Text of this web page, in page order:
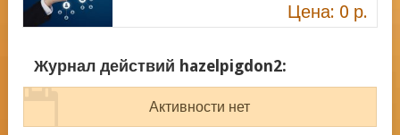
Цена: 0 р.
Журнал действий hazelpigdon2:
Активности нет